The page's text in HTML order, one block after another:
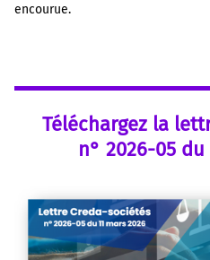
encourue.
Téléchargez la
n° 2026-05 du